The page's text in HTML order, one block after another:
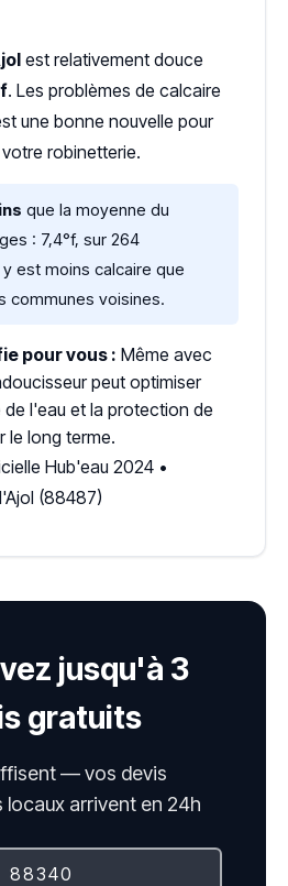
est relativement douce
. Les problèmes de calcaire
une bonne nouvelle pour
robinetterie.
que la moyenne du
: 7,4°f, sur 264
est moins calcaire que
communes voisines.
pour vous : Même avec
peut optimiser
l'eau et la protection de
le long terme.
Hub'eau 2024 •
(88487)
jusqu'à 3
gratuits
— vos devis
locaux arrivent en 24h